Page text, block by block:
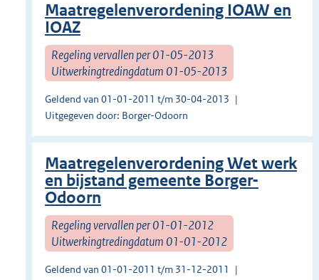
Maatregelenverordening IOAW en
IOAZ
Regeling vervallen per 01-05-2013
Uitwerkingtredingdatum 01-05-2013
Geldend van 01-01-2011 t/m 30-04-2013
Uitgegeven door: Borger-Odoorn
Maatregelenverordening Wet werk
en bijstand gemeente Borger-
Odoorn
Regeling vervallen per 01-01-2012
Uitwerkingtredingdatum 01-01-2012
Geldend van 01-01-2011 t/m 31-12-2011